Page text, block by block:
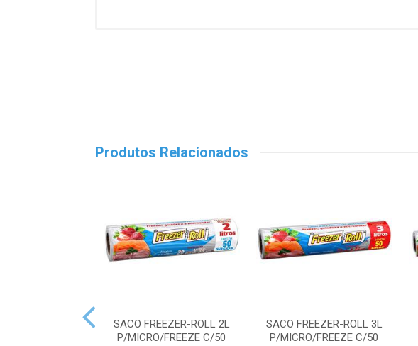
Produtos Relacionados
SACO FREEZER-ROLL 2L
P/MICRO/FREEZE C/50
SACO FREEZER-ROLL 3L
P/MICRO/FREEZE C/50